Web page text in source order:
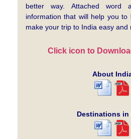
better way. Attached word
information that will help you to
make your trip to India easy and
Click icon to
About
Destinations in